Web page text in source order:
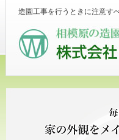
造園工事を行うときに注意す